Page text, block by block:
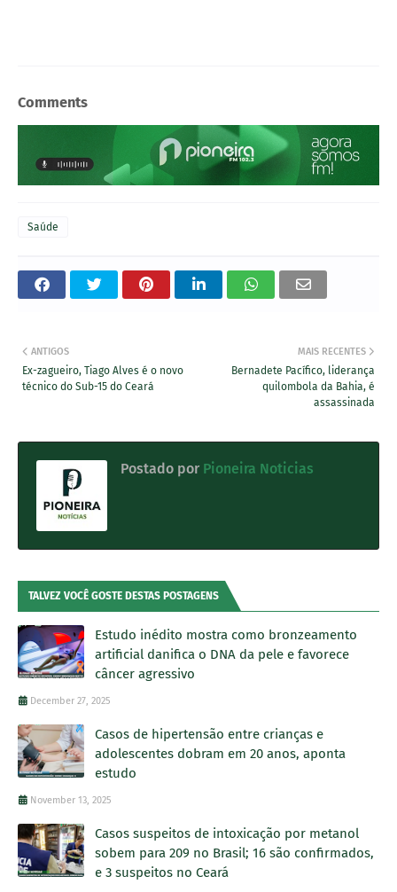
Comments
Saúde
MAIS RECENTES
Bernadete Pacífico, liderança
quilombola da Bahia, é
assassinada
ANTIGOS
Ex-zagueiro, Tiago Alves é o novo
técnico do Sub-15 do Ceará
Postado por Pioneira Noticias
TALVEZ VOCÊ GOSTE DESTAS POSTAGENS
Estudo inédito mostra como bronzeamento
artificial danifica o DNA da pele e favorece
câncer agressivo
December 27, 2025
Casos de hipertensão entre crianças e
adolescentes dobram em 20 anos, aponta
estudo
November 13, 2025
Casos suspeitos de intoxicação por metanol
sobem para 209 no Brasil; 16 são confirmados,
e 3 suspeitos no Ceará